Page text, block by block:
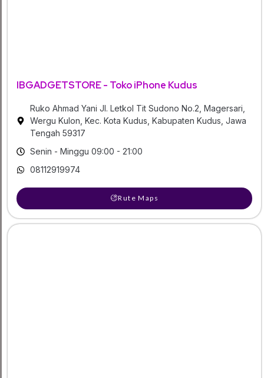
IBGADGETSTORE - Toko iPhone Kudus
Ruko Ahmad Yani Jl. Letkol Tit Sudono No.2, Magersari,
Wergu Kulon, Kec. Kota Kudus, Kabupaten Kudus, Jawa
Tengah 59317
Senin - Minggu 09:00 - 21:00
08112919974
Rute Maps